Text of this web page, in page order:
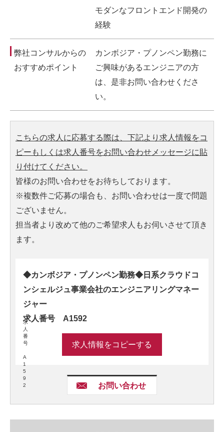
モダンなフロントエンド開発の
経験
弊社コンサルからの
おすすめポイント
カンボジア・プノンペン勤務に
ご興味があるエンジニアの方
は、是非お問い合わせくださ
い。
こちらの求人に応募する際は、下記より求人情報をコ
ピーもしくは求人番号をお問い合わせメッセージに貼
り付けてください。
皆様のお問い合わせをお待ちしております。
※複数件ご応募の場合も、お問い合わせは一度で問題
ございません。
担当者より改めて他のご希望求人もお伺いさせて頂き
ます。
求
人
番
号
A
1
5
9
2
◆カンボジア・プノンペン勤務◆日系クラウドコ
ンシェルジュ事業会社のエンジニアリングマネー
ジャー
求人番号 A1592
求人情報をコピーする
お問い合わせ